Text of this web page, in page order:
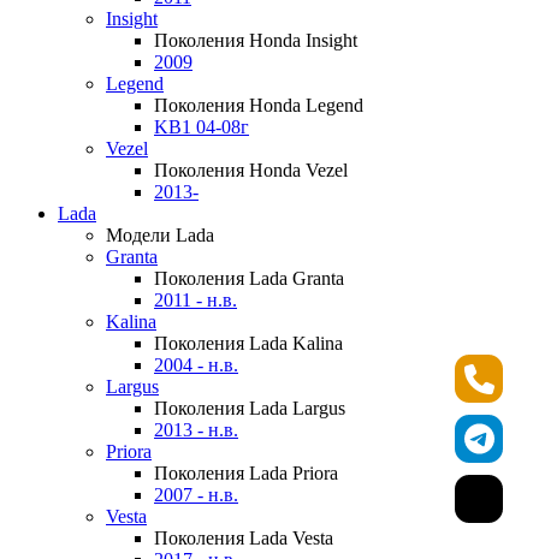
Insight
Поколения Honda Insight
2009
Legend
Поколения Honda Legend
KB1 04-08г
Vezel
Поколения Honda Vezel
2013-
Lada
Модели Lada
Granta
Поколения Lada Granta
2011 - н.в.
Kalina
Поколения Lada Kalina
2004 - н.в.
Largus
Поколения Lada Largus
2013 - н.в.
Priora
Поколения Lada Priora
2007 - н.в.
Vesta
Поколения Lada Vesta